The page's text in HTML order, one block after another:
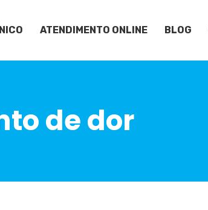
ATENDIMENTO ONLINE BLOG
de dor